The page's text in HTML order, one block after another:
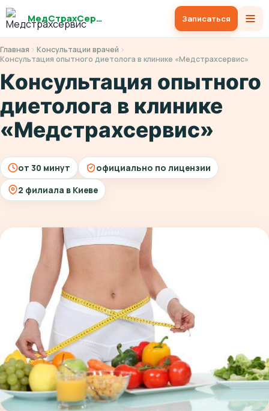
МедСтрахСервис Записаться
Главная
Консультации врачей
Консультация опытного диетолога в клинике «Медстрахсервис»
Консультация опытного
диетолога в клинике
«Медстрахсервис»
от 30 минут
официально по лицензии
2 филиала в Киеве